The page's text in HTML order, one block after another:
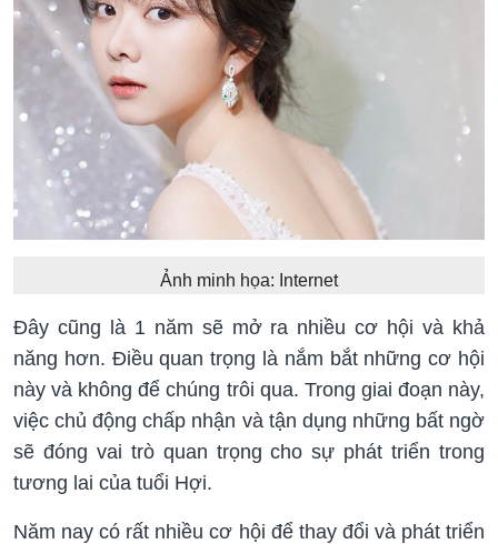
Ảnh minh họa: Internet
Đây cũng là 1 năm sẽ mở ra nhiều cơ hội và khả
năng hơn. Điều quan trọng là nắm bắt những cơ hội
này và không để chúng trôi qua. Trong giai đoạn này,
việc chủ động chấp nhận và tận dụng những bất ngờ
sẽ đóng vai trò quan trọng cho sự phát triển trong
tương lai của tuổi Hợi.
Năm nay có rất nhiều cơ hội để thay đổi và phát triển